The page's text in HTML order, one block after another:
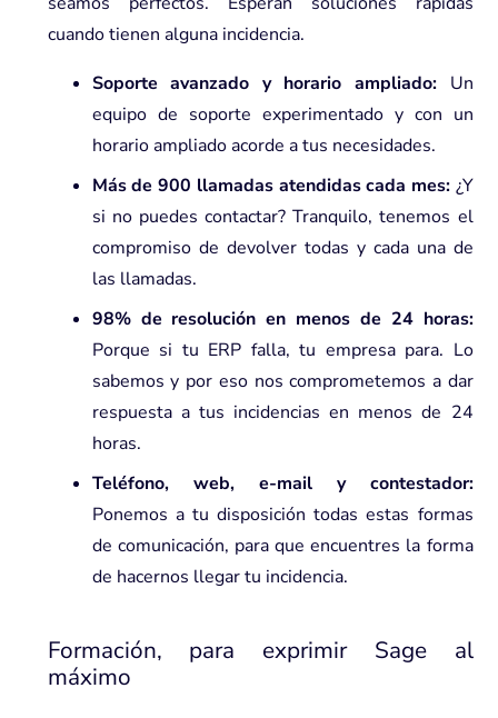
cuando tienen alguna incidencia.
Soporte avanzado y horario ampliado: Un
equipo de soporte experimentado y con un
horario ampliado acorde a tus necesidades.
Más de 900 llamadas atendidas cada mes: ¿Y
si no puedes contactar? Tranquilo, tenemos el
compromiso de devolver todas y cada una de
las llamadas.
98% de resolución en menos de 24 horas:
Porque si tu ERP falla, tu empresa para. Lo
sabemos y por eso nos comprometemos a dar
respuesta a tus incidencias en menos de 24
horas.
Teléfono, web, e-mail y contestador:
Ponemos a tu disposición todas estas formas
de comunicación, para que encuentres la forma
de hacernos llegar tu incidencia.
Formación, para exprimir Sage al
máximo